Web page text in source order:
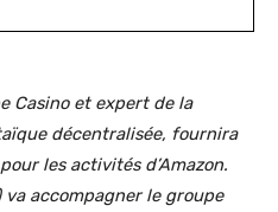
Casino et expert de la
décentralisée, fournira
les activités d’Amazon.
va accompagner le groupe